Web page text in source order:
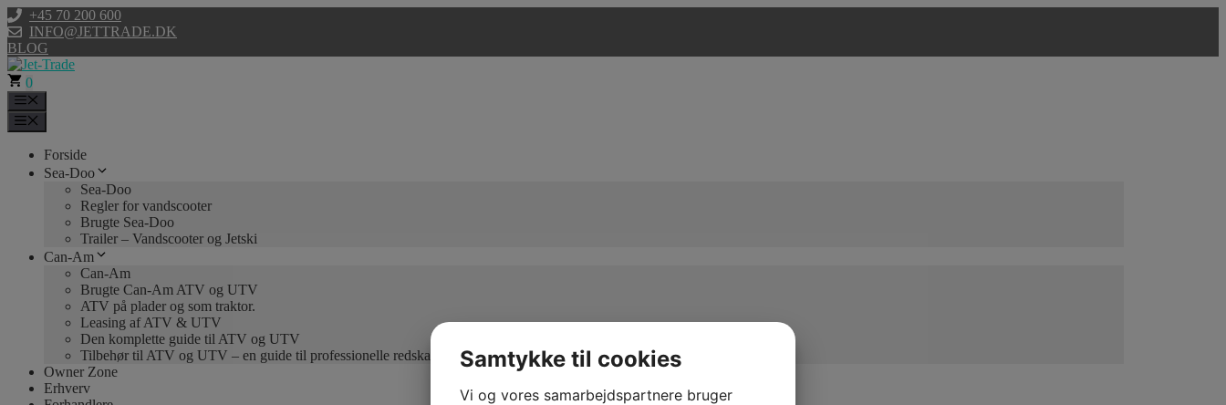
Hop
til
indhold
+45 70 200 600
INFO@JETTRADE.DK
BLOG
0
Forside
Sea-Doo
Sea-Doo
Regler for vandscooter
Brugte Sea-Doo
Trailer – Vandscooter og Jetski
Can-Am
Can-Am
Brugte Can-Am ATV og UTV
ATV på plader og som traktor.
Leasing af ATV & UTV
Den komplette guide til ATV og UTV
Tilbehør til ATV og UTV – en guide til professionelle redskaber og maksimal kapacitet
Owner Zone
Erhverv
Samtykke til cookies
Vi og vores samarbejdspartnere bruger